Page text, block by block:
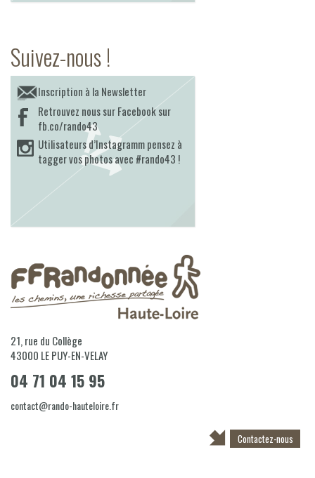
Suivez-nous !
Inscription à la Newsletter
Retrouvez nous sur Facebook sur
fb.co/rando43
Utilisateurs d’Instagramm pensez à
tagger vos photos avec #rando43 !
21, rue du Collège
43000 LE PUY-EN-VELAY
04 71 04 15 95
contact@rando-hauteloire.fr
Contactez-nous